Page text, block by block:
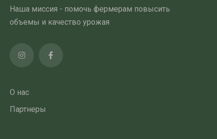
Наша миссия - помочь фермерам повысить
объемы и качество урожая
О нас
Партнеры